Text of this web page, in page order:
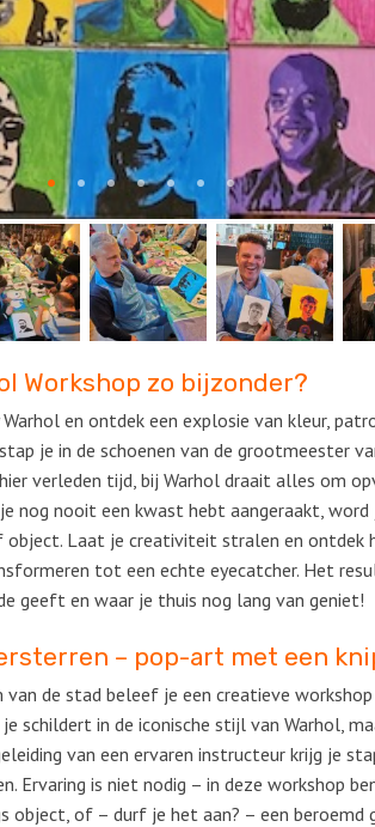
Workshop zo bijzonder?
en ontdek een explosie van kleur,
je in de schoenen van de grootmeester
verleden tijd, bij Warhol draait alles om
nog nooit een kwast hebt aangeraakt, word
Laat je creativiteit stralen en ontdek
tot een echte eyecatcher. Het
geeft en waar je thuis nog lang van geniet!
– pop-art met een
de stad beleef je een creatieve
schildert in de iconische stijl van Warhol,
van een ervaren instructeur krijg je
Ervaring is niet nodig – in deze workshop
object, of – durf je het aan? – een beroemd